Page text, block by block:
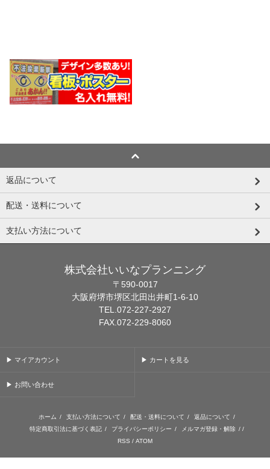
返品について
配送・送料について
支払い方法について
株式会社いいなプランニング
〒590-0017
大阪府堺市堺区北田出井町1-6-10
TEL.072-227-2927
FAX.072-229-8060
▶ マイアカウント ▶ カートを見る
▶ お問い合わせ
ホーム / 支払い方法について / 配送・送料について / 返品について /
特定商取引法に基づく表記 / プライバシーポリシー / メルマガ登録・解除 / /
RSS / ATOM